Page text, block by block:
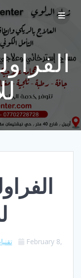
February 8,